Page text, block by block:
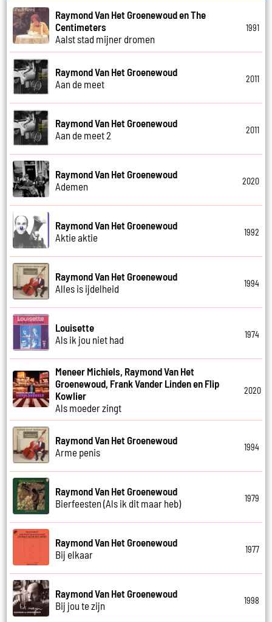
Raymond Van Het Groenewoud en The
Centimeters
Aalst stad mijner dromen
1991
Raymond Van Het Groenewoud
Aan de meet
2011
Raymond Van Het Groenewoud
Aan de meet 2
2011
Raymond Van Het Groenewoud
Ademen
2020
Raymond Van Het Groenewoud
Aktie aktie
1992
Raymond Van Het Groenewoud
Alles is ijdelheid
1994
Louisette
Als ik jou niet had
1974
Meneer Michiels, Raymond Van Het
Groenewoud, Frank Vander Linden en Flip
Kowlier
Als moeder zingt
2020
Raymond Van Het Groenewoud
Arme penis
1994
Raymond Van Het Groenewoud
Bierfeesten (Als ik dit maar heb)
1979
Raymond Van Het Groenewoud
Bij elkaar
1977
Raymond Van Het Groenewoud
Bij jou te zijn
1998